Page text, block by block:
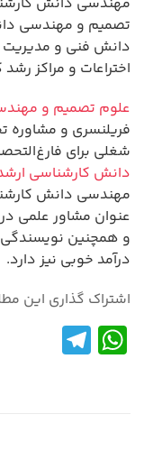
تصمیم و مهندسی
دانش فنی و مدیریت
اختراعات و مراکز رشد
علوم تصمیم و
فریلنسری و
شغلی برای
دانش کارشناسی
مهندسی دانش
عنوان مشاور علمی
و همچنین
درآمد خوبی نیز دارد.
اشتراک گذاری این
W
h